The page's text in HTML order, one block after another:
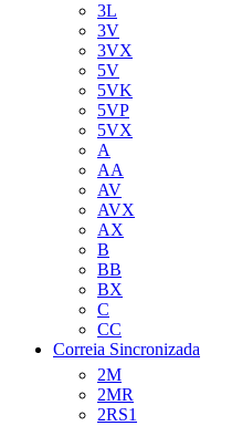
3L
3V
3VX
5V
5VK
5VP
5VX
A
AA
AV
AVX
AX
B
BB
BX
C
CC
Correia Sincronizada
2M
2MR
2RS1